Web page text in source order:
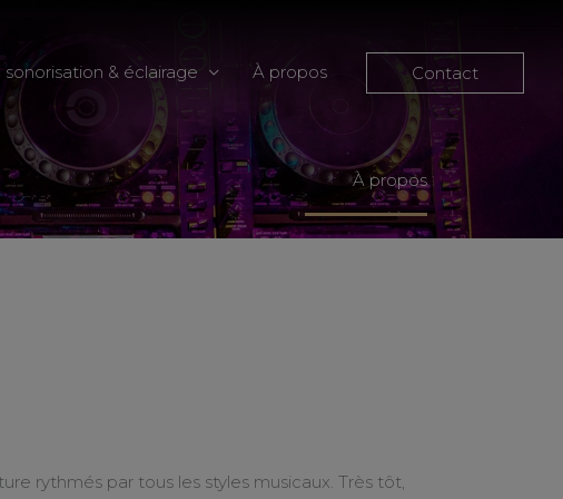
& éclairage À propos Contact
À propos
rythmés par tous les styles musicaux. Très tôt,